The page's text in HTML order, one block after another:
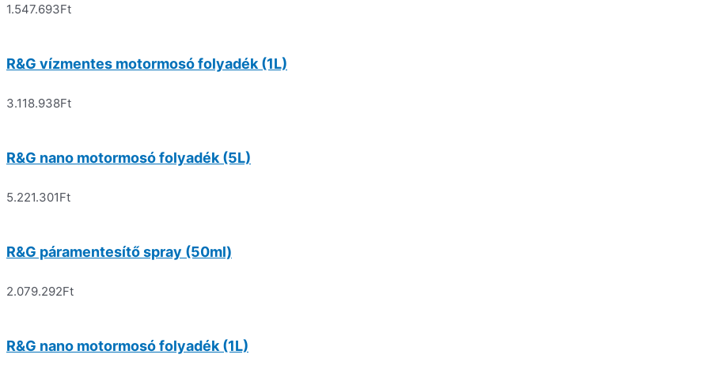
1.547.693Ft
R&G vízmentes motormosó folyadék (1L)
3.118.938Ft
R&G nano motormosó folyadék (5L)
5.221.301Ft
R&G páramentesítő spray (50ml)
2.079.292Ft
R&G nano motormosó folyadék (1L)